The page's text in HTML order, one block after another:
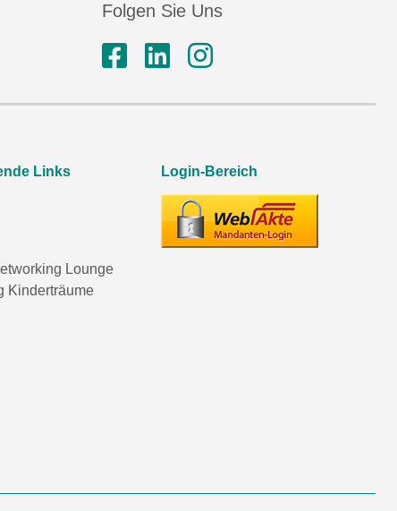
Folgen Sie Uns
Links
Lounge
Kinderträume
Login-Bereich